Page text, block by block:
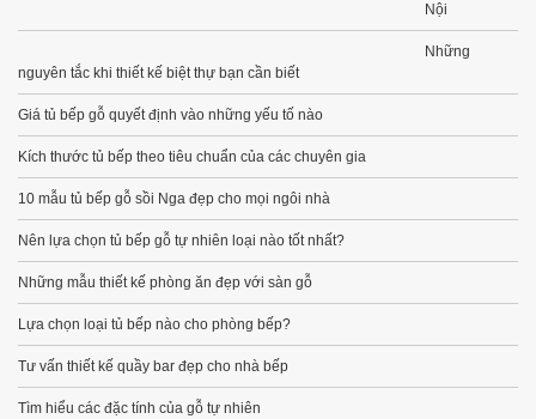
Nội
Những
nguyên tắc khi thiết kế biệt thự bạn cần biết
Giá tủ bếp gỗ quyết định vào những yếu tố nào
Kích thước tủ bếp theo tiêu chuẩn của các chuyên gia
10 mẫu tủ bếp gỗ sồi Nga đẹp cho mọi ngôi nhà
Nên lựa chọn tủ bếp gỗ tự nhiên loại nào tốt nhất?
Những mẫu thiết kế phòng ăn đẹp với sàn gỗ
Lựa chọn loại tủ bếp nào cho phòng bếp?
Tư vấn thiết kế quầy bar đẹp cho nhà bếp
Tìm hiểu các đặc tính của gỗ tự nhiên